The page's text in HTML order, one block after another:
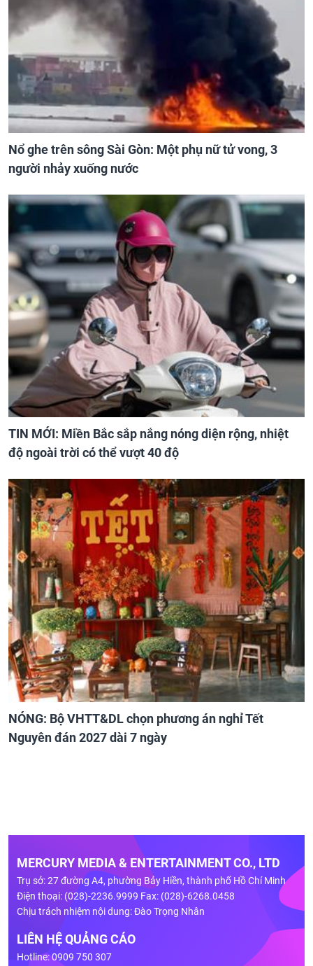
Nổ ghe trên sông Sài Gòn: Một phụ nữ tử vong, 3
người nhảy xuống nước
TIN MỚI: Miền Bắc sắp nắng nóng diện rộng, nhiệt
độ ngoài trời có thể vượt 40 độ
NÓNG: Bộ VHTT&DL chọn phương án nghỉ Tết
Nguyên đán 2027 dài 7 ngày
MERCURY MEDIA & ENTERTAINMENT CO., LTD
Trụ sở: 27 đường A4, phường Bảy Hiền, thành phố Hồ Chí Minh
Điện thoại: (028)-2236.9999 Fax: (028)-6268.0458
Chịu trách nhiệm nội dung: Đào Trọng Nhân
LIÊN HỆ QUẢNG CÁO
Hotline: 0909 750 307